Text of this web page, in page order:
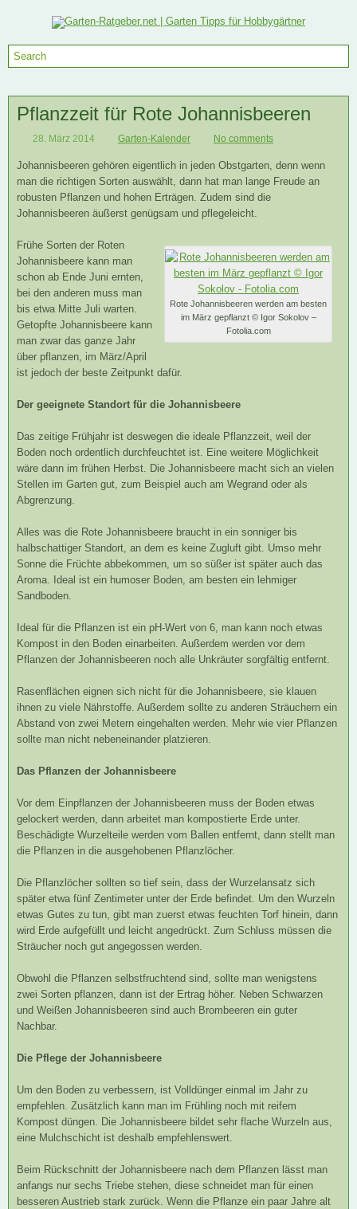
Pflanzzeit für Rote Johannisbeeren
28. März 2014 Garten-Kalender No comments
Johannisbeeren gehören eigentlich in jeden Obstgarten, denn wenn
man die richtigen Sorten auswählt, dann hat man lange Freude an
robusten Pflanzen und hohen Erträgen. Zudem sind die
Johannisbeeren äußerst genügsam und pflegeleicht.
Rote Johannisbeeren werden am besten
im März gepflanzt © Igor Sokolov –
Fotolia.com
Frühe Sorten der Roten
Johannisbeere kann man
schon ab Ende Juni ernten,
bei den anderen muss man
bis etwa Mitte Juli warten.
Getopfte Johannisbeere kann
man zwar das ganze Jahr
über pflanzen, im März/April
ist jedoch der beste Zeitpunkt dafür.
Der geeignete Standort für die Johannisbeere
Das zeitige Frühjahr ist deswegen die ideale Pflanzzeit, weil der
Boden noch ordentlich durchfeuchtet ist. Eine weitere Möglichkeit
wäre dann im frühen Herbst. Die Johannisbeere macht sich an vielen
Stellen im Garten gut, zum Beispiel auch am Wegrand oder als
Abgrenzung.
Alles was die Rote Johannisbeere braucht in ein sonniger bis
halbschattiger Standort, an dem es keine Zugluft gibt. Umso mehr
Sonne die Früchte abbekommen, um so süßer ist später auch das
Aroma. Ideal ist ein humoser Boden, am besten ein lehmiger
Sandboden.
Ideal für die Pflanzen ist ein pH-Wert von 6, man kann noch etwas
Kompost in den Boden einarbeiten. Außerdem werden vor dem
Pflanzen der Johannisbeeren noch alle Unkräuter sorgfältig entfernt.
Rasenflächen eignen sich nicht für die Johannisbeere, sie klauen
ihnen zu viele Nährstoffe. Außerdem sollte zu anderen Sträuchern ein
Abstand von zwei Metern eingehalten werden. Mehr wie vier Pflanzen
sollte man nicht nebeneinander platzieren.
Das Pflanzen der Johannisbeere
Vor dem Einpflanzen der Johannisbeeren muss der Boden etwas
gelockert werden, dann arbeitet man kompostierte Erde unter.
Beschädigte Wurzelteile werden vom Ballen entfernt, dann stellt man
die Pflanzen in die ausgehobenen Pflanzlöcher.
Die Pflanzlöcher sollten so tief sein, dass der Wurzelansatz sich
später etwa fünf Zentimeter unter der Erde befindet. Um den Wurzeln
etwas Gutes zu tun, gibt man zuerst etwas feuchten Torf hinein, dann
wird Erde aufgefüllt und leicht angedrückt. Zum Schluss müssen die
Sträucher noch gut angegossen werden.
Obwohl die Pflanzen selbstfruchtend sind, sollte man wenigstens
zwei Sorten pflanzen, dann ist der Ertrag höher. Neben Schwarzen
und Weißen Johannisbeeren sind auch Brombeeren ein guter
Nachbar.
Die Pflege der Johannisbeere
Um den Boden zu verbessern, ist Volldünger einmal im Jahr zu
empfehlen. Zusätzlich kann man im Frühling noch mit reifem
Kompost düngen. Die Johannisbeere bildet sehr flache Wurzeln aus,
eine Mulchschicht ist deshalb empfehlenswert.
Beim Rückschnitt der Johannisbeere nach dem Pflanzen lässt man
anfangs nur sechs Triebe stehen, diese schneidet man für einen
besseren Austrieb stark zurück. Wenn die Pflanze ein paar Jahre alt